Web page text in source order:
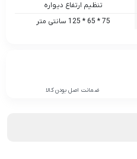
تنظیم ارتفاع دیواره
75 * 65 * 125 سانتی متر
ضمانت اصل بودن کالا